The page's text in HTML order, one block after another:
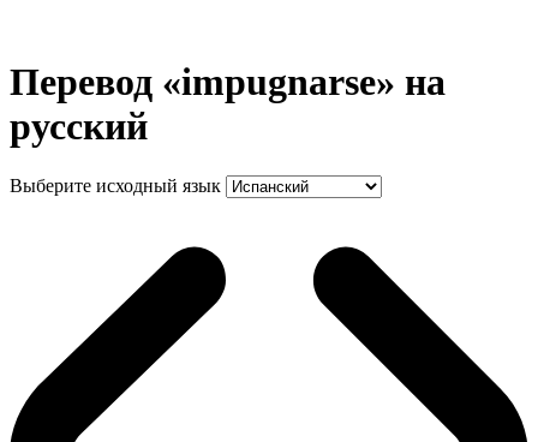
Перевод «impugnarse» на
русский
Выберите исходный язык